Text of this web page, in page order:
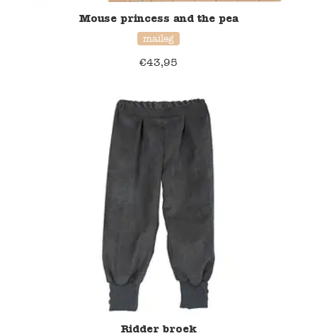
Mouse princess and the pea
maileg
€43,95
Ridder broek